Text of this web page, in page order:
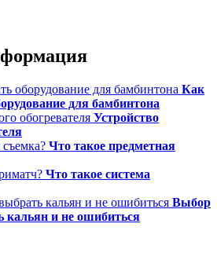
Как
для бамбинтона
Устройство
Что такое предметная
Что такое система
Выбор
кальян и не ошибиться